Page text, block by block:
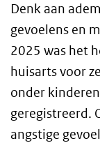
Denk aan
gevoelens en
2025 was het
huisarts voor
onder
geregistreerd.
angstige